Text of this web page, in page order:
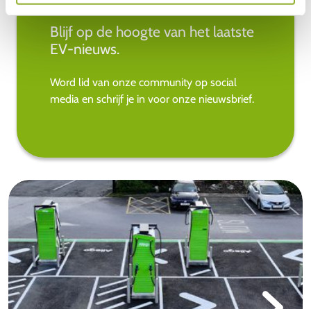
Blijf op de hoogte van het laatste
EV-nieuws.
Word lid van onze community op social
media en schrijf je in voor onze nieuwsbrief.